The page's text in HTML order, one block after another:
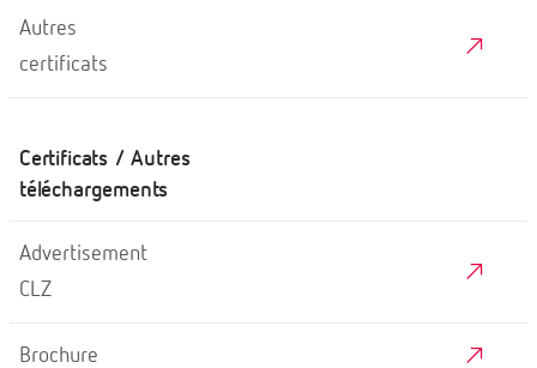
Autres
certificats
Certificats / Autres
téléchargements
Advertisement
CLZ
Brochure